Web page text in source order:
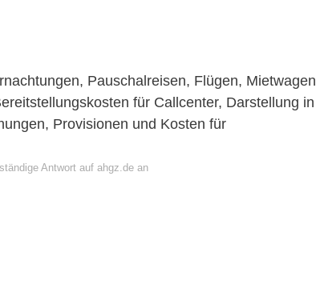
Pauschalreisen, Flügen, Mietwagen
für Callcenter, Darstellung in
Provisionen und Kosten für
Antwort auf ahgz.de an